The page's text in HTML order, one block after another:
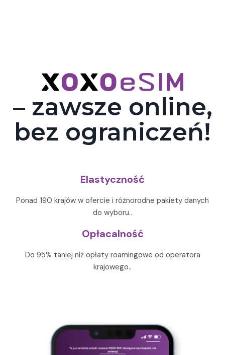
– zawsze online,
bez ograniczeń!
Elastyczność
Ponad 190 krajów w ofercie i różnorodne pakiety danych
do wyboru..
Opłacalność
Do 95% taniej niż opłaty roamingowe od operatora
krajowego..